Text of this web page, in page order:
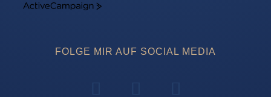
ActiveCampaign
FOLGE MIR AUF SOCIAL MEDIA